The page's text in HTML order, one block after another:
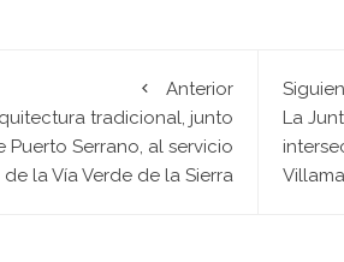
Anterior
tradicional, junto
Serrano, al servicio
de la Vía Verde de la Sierra
La